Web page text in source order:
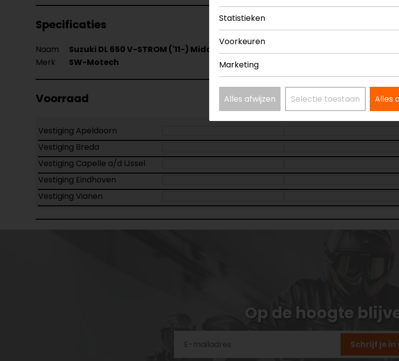
Specificaties
Naam Suzuki DL 650 V-STROM ('11-) Middenbok
Merk
SW-Motech
Voorraad
Vestiging Apeldoorn
Vestiging Breda
Vestiging Capelle a/d IJssel
Vestiging Eindhoven
Vestiging Vianen
Op de hoogte
Schrijf je
Statistieken
Voorkeuren
Marketing
Alles afwijzen Selectie toestaan Alles